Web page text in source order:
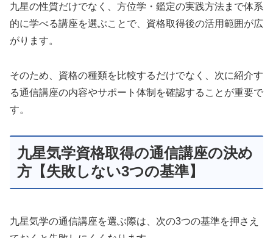
九星の性質だけでなく、方位学・鑑定の実践方法まで体系
的に学べる講座を選ぶことで、資格取得後の活用範囲が広
がります。
そのため、資格の種類を比較するだけでなく、次に紹介す
る通信講座の内容やサポート体制を確認することが重要で
す。
九星気学資格取得の通信講座の決め
方【失敗しない3つの基準】
九星気学の通信講座を選ぶ際は、次の3つの基準を押さえ